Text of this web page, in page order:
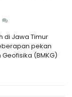
di Jawa Timur
pekan
(BMKG)